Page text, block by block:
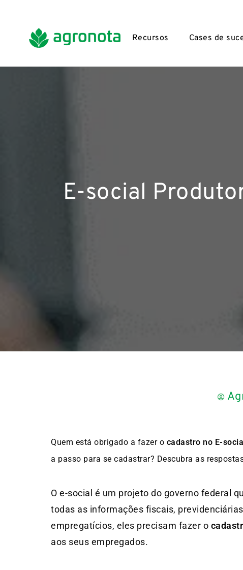
Recursos Cases de
E-social
Quem está obrigado a fazer o cadastro no E-
a passo para se cadastrar? Descubra as
O e-social é um projeto do governo federal
todas as informações fiscais,
empregatícios, eles precisam fazer o
aos seus empregados.